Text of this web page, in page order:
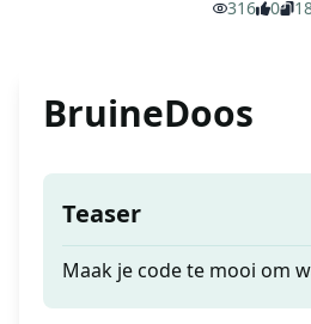
316
0
BruineDoos
Teaser
Maak je code te mooi om